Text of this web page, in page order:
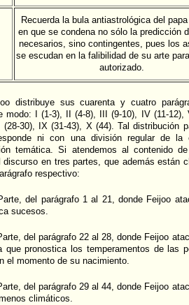
Recuerda la bula antiastrológica del
en que se condena no sólo la predicción
necesarios, sino contingentes, pues los
se escudan en la falibilidad de su arte
autorizado.
distribuye sus cuarenta y cuatro
modo: I (1-3), II (4-8), III (9-10), IV (11-12),
30), IX (31-43), X (44). Tal distribución
ni con una división regular de la
temática. Si atendemos al contenido
discurso en tres partes, que además están
respectivo:
del parágrafo 1 al 21, donde Feijoo
sucesos.
del parágrafo 22 al 28, donde Feijoo
que pronostica los temperamentos de las
el momento de su nacimiento.
del parágrafo 29 al 44, donde Feijoo
climáticos.